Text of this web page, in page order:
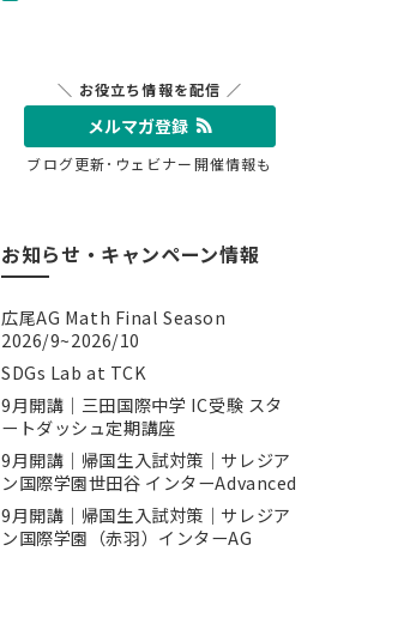
＼ お役立ち情報を配信 ／
メルマガ登録
ブログ更新･ウェビナー開催情報も
お知らせ・キャンペーン情報
広尾AG Math Final Season
2026/9~2026/10
SDGs Lab at TCK
9月開講｜三田国際中学 IC受験 スタ
ートダッシュ定期講座
9月開講｜帰国生入試対策｜サレジア
ン国際学園世田谷 インターAdvanced
9月開講｜帰国生入試対策｜サレジア
ン国際学園（赤羽）インターAG